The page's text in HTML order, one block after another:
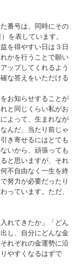
番号は、同時にその
を表しています。
を得やすい日は３日
かを行うことで願い
ップしてくれるよう
な答えをいただける
お知らせすることが
と同じくらい私がお
よって、生まれなが
んだ、当たり前じゃ
き寄せるにはとても
いから、頑張っても
と思いますが、それ
不自由なく一生を終
努力が必要だったり
っています。ただ、
れてきたか」「どん
し、自分にどんな金
れぞれの金運勢に沿
やすくなるはずで